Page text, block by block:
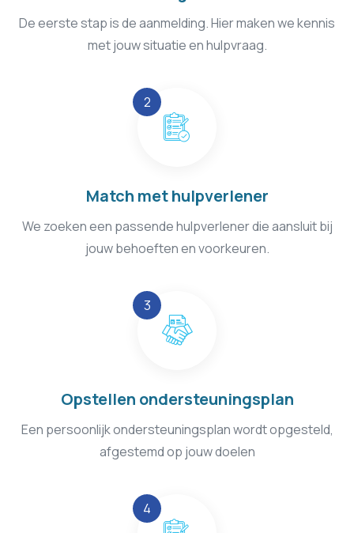
De eerste stap is de aanmelding. Hier maken we kennis
met jouw situatie en hulpvraag.
Match met hulpverlener
We zoeken een passende hulpverlener die aansluit bij
jouw behoeften en voorkeuren.
Opstellen ondersteuningsplan
Een persoonlijk ondersteuningsplan wordt opgesteld,
afgestemd op jouw doelen